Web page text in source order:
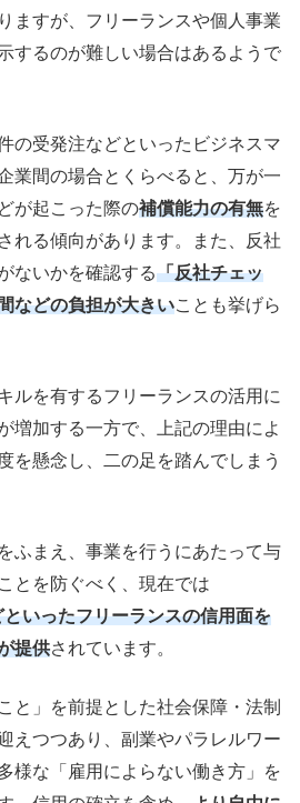
ますが、フリーランスや個人事業
するのが難しい場合はあるようで
の受発注などといったビジネスマ
業間の場合とくらべると、万が一
が起こった際の補償能力の有無を
れる傾向があります。また、反社
ないかを確認する「反社チェッ
などの負担が大きいことも挙げら
ルを有するフリーランスの活用に
増加する一方で、上記の理由によ
を懸念し、二の足を踏んでしまう
ふまえ、事業を行うにあたって与
とを防ぐべく、現在では
いったフリーランスの信用面を
提供されています。
と」を前提とした社会保障・法制
えつつあり、副業やパラレルワー
様な「雇用によらない働き方」を